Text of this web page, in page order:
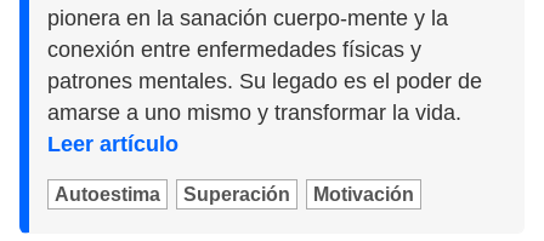
pionera en la sanación cuerpo-mente y la
conexión entre enfermedades físicas y
patrones mentales. Su legado es el poder de
amarse a uno mismo y transformar la vida.
Leer artículo
Autoestima Superación Motivación